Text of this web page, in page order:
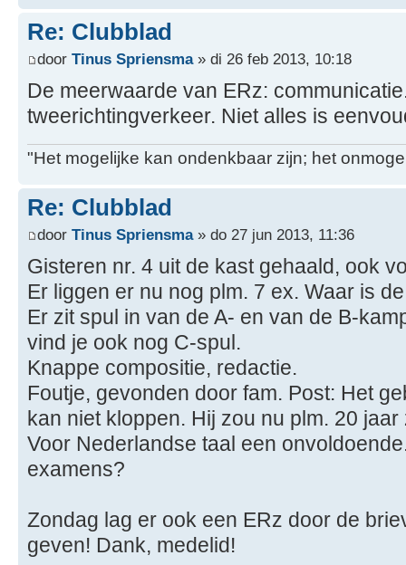
Re: Clubblad
door Tinus Spriensma» di 26 feb 2013, 10:18
De meerwaarde van ERz:
tweerichtingverkeer. Niet alles is
"Het mogelijke kan ondenkbaar zijn; het
Re: Clubblad
door Tinus Spriensma» do 27 jun 2013, 11:36
Gisteren nr. 4 uit de kast gehaald, ook
Er liggen er nu nog plm. 7 ex. Waar is
Er zit spul in van de A- en van de B-
vind je ook nog C-spul.
Knappe compositie, redactie.
Foutje, gevonden door fam. Post: Het
kan niet kloppen. Hij zou nu plm. 20 jaar
Voor Nederlandse taal een
examens?
Zondag lag er ook een ERz door de
geven! Dank, medelid!